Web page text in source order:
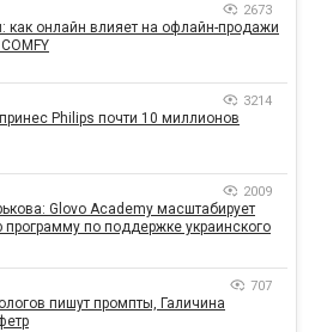
2673
как онлайн влияет на офлайн-продажи
3214
Philips почти 10 миллионов
2009
Glovo Academy масштабирует
программу по поддержке украинского
707
пишут промпты, Галичина